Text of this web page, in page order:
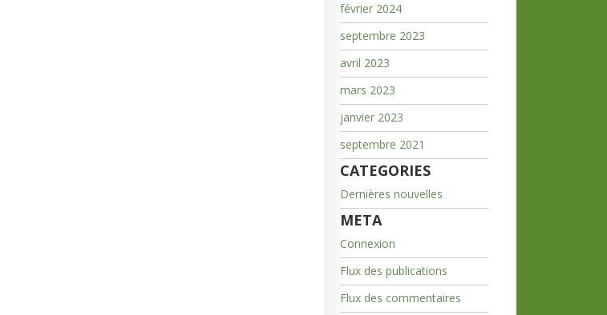
février 2024
septembre 2023
avril 2023
mars 2023
janvier 2023
septembre 2021
CATEGORIES
Dernières nouvelles
META
Connexion
Flux des publications
Flux des commentaires